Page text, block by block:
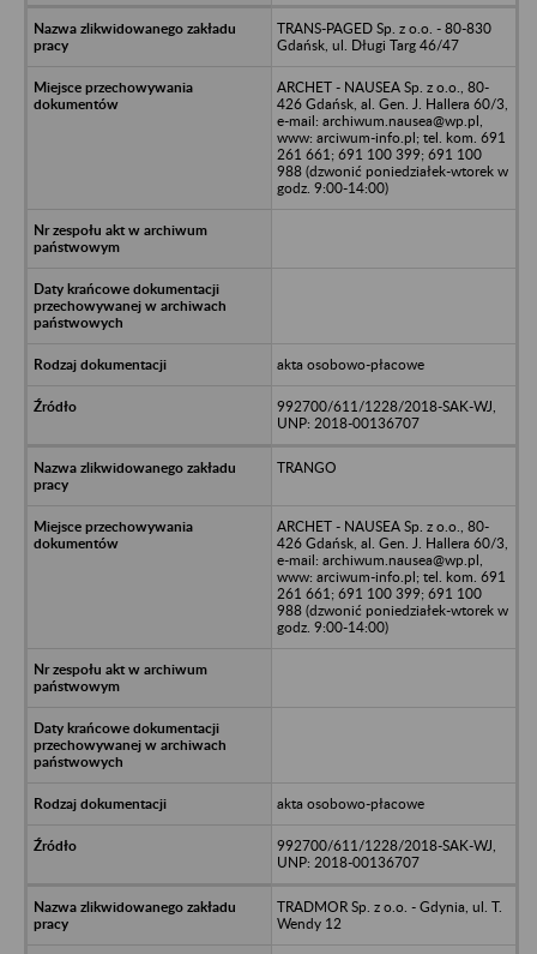
TRANS-PAGED Sp. z o.o. - 80-830
Gdańsk, ul. Długi Targ 46/47
ARCHET - NAUSEA Sp. z o.o., 80-
426 Gdańsk, al. Gen. J. Hallera 60/3,
e-mail: archiwum.nausea@wp.pl,
www: arciwum-info.pl; tel. kom. 691
261 661; 691 100 399; 691 100
988 (dzwonić poniedziałek-wtorek w
godz. 9:00-14:00)
akta osobowo-płacowe
992700/611/1228/2018-SAK-WJ,
UNP: 2018-00136707
TRANGO
ARCHET - NAUSEA Sp. z o.o., 80-
426 Gdańsk, al. Gen. J. Hallera 60/3,
e-mail: archiwum.nausea@wp.pl,
www: arciwum-info.pl; tel. kom. 691
261 661; 691 100 399; 691 100
988 (dzwonić poniedziałek-wtorek w
godz. 9:00-14:00)
akta osobowo-płacowe
992700/611/1228/2018-SAK-WJ,
UNP: 2018-00136707
TRADMOR Sp. z o.o. - Gdynia, ul. T.
Wendy 12